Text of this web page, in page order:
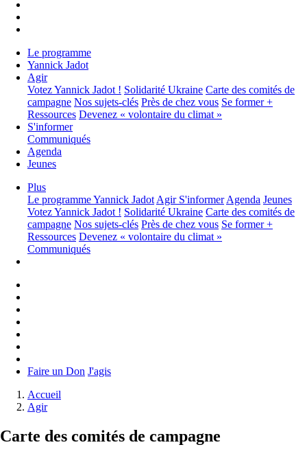
Le programme
Yannick Jadot
Agir
Votez Yannick Jadot ! Solidarité Ukraine Carte des comités de
campagne Nos sujets-clés Près de chez vous Se former +
Ressources Devenez « volontaire du climat »
S'informer
Communiqués
Agenda
Jeunes
Plus
Le programmeYannick Jadot Agir S'informer Agenda Jeunes
Votez Yannick Jadot ! Solidarité Ukraine Carte des comités de
campagne Nos sujets-clés Près de chez vous Se former +
Ressources Devenez « volontaire du climat »
Communiqués
Faire un Don J'agis
Accueil
Agir
Carte des comités de campagne